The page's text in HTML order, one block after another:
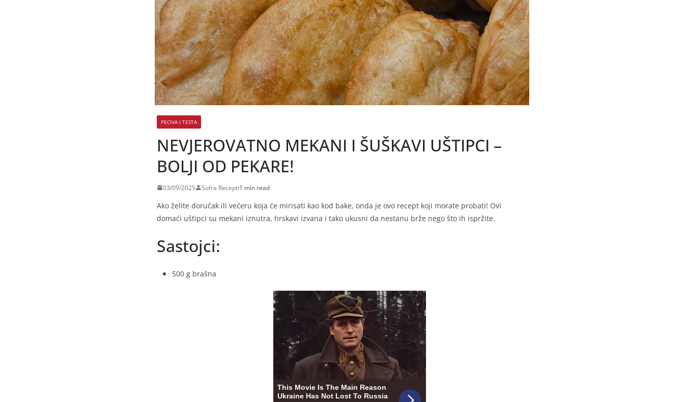
PECIVA I TESTA
NEVJEROVATNO MEKANI I ŠUŠKAVI UŠTIPCI –
BOLJI OD PEKARE!
03/09/2025 Sofra Recepti1 min read
Ako želite doručak ili večeru koja će mirisati kao kod bake, onda je ovo recept koji morate probati! Ovi
domaći uštipci su mekani iznutra, hrskavi izvana i tako ukusni da nestanu brže nego što ih ispržite.
Sastojci:
500 g brašna